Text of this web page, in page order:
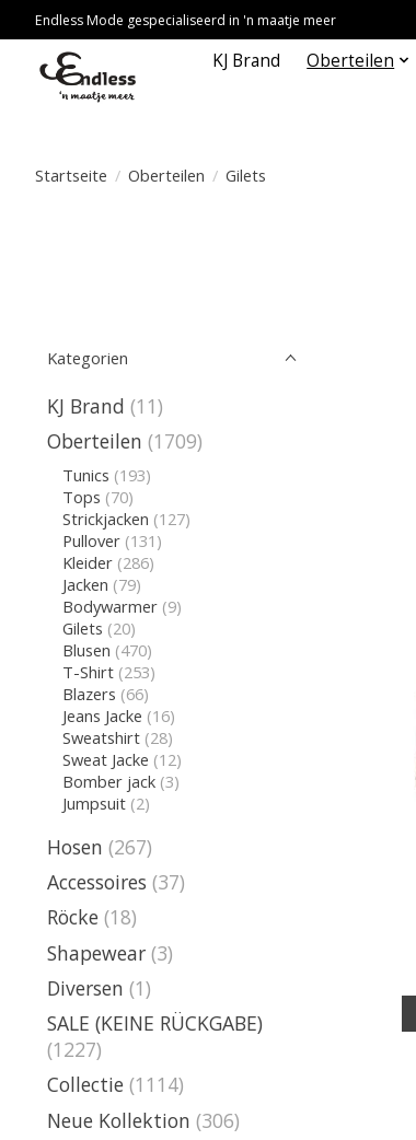
Endless Mode gespecialiseerd in 'n maatje meer
KJ Brand Oberteilen
Startseite / Oberteilen / Gilets
Kategorien
KJ Brand (11)
Oberteilen (1709)
Tunics (193)
Tops (70)
Strickjacken (127)
Pullover (131)
Kleider (286)
Jacken (79)
Bodywarmer (9)
Gilets (20)
Blusen (470)
T-Shirt (253)
Blazers (66)
Jeans Jacke (16)
Sweatshirt (28)
Sweat Jacke (12)
Bomber jack (3)
Jumpsuit (2)
Hosen (267)
Accessoires (37)
Röcke (18)
Shapewear (3)
Diversen (1)
SALE (KEINE RÜCKGABE)
(1227)
Collectie (1114)
Neue Kollektion (306)